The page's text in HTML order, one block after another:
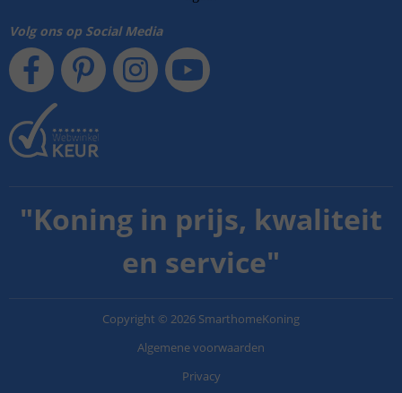
Volg ons op Social Media
"Koning in prijs, kwaliteit
en service"
Copyright © 2026 SmarthomeKoning
Algemene voorwaarden
Privacy